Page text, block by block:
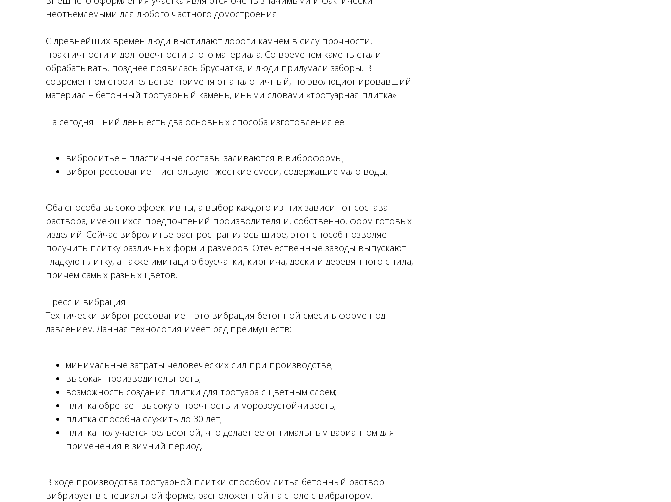
неотъемлемыми для любого частного домостроения.
С древнейших времен люди выстилают дороги камнем в силу прочности,
практичности и долговечности этого материала. Со временем камень стали
обрабатывать, позднее появилась брусчатка, и люди придумали заборы. В
современном строительстве применяют аналогичный, но эволюционировавший
материал – бетонный тротуарный камень, иными словами «тротуарная плитка».
На сегодняшний день есть два основных способа изготовления ее:
вибролитье – пластичные составы заливаются в виброформы;
вибропрессование – используют жесткие смеси, содержащие мало воды.
Оба способа высоко эффективны, а выбор каждого из них зависит от состава
раствора, имеющихся предпочтений производителя и, собственно, форм готовых
изделий. Сейчас вибролитье распространилось шире, этот способ позволяет
получить плитку различных форм и размеров. Отечественные заводы выпускают
гладкую плитку, а также имитацию брусчатки, кирпича, доски и деревянного спила,
причем самых разных цветов.
Пресс и вибрация
Технически вибропрессование – это вибрация бетонной смеси в форме под
давлением. Данная технология имеет ряд преимуществ:
минимальные затраты человеческих сил при производстве;
высокая производительность;
возможность создания плитки для тротуара с цветным слоем;
плитка обретает высокую прочность и морозоустойчивость;
плитка способна служить до 30 лет;
плитка получается рельефной, что делает ее оптимальным вариантом для
применения в зимний период.
В ходе производства тротуарной плитки способом литья бетонный раствор
вибрирует в специальной форме, расположенной на столе с вибратором.